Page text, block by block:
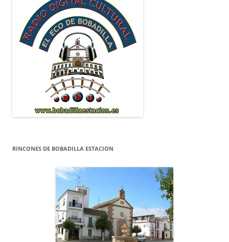
RINCONES DE BOBADILLA ESTACION